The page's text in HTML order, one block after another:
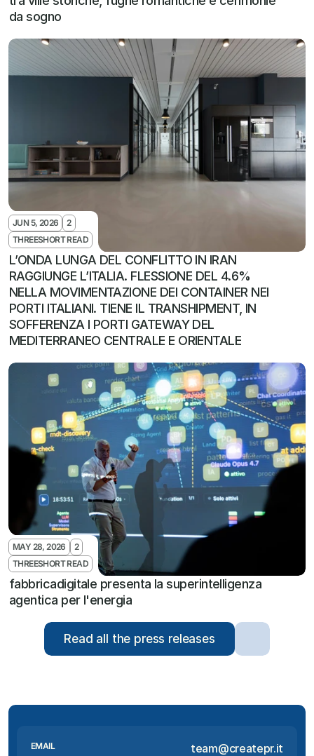
da sogno
JUN 5, 2026
2
THREESHORT READ
L’ONDA LUNGA DEL CONFLITTO IN IRAN
RAGGIUNGE L’ITALIA. FLESSIONE DEL 4.6%
NELLA MOVIMENTAZIONE DEI CONTAINER NEI
PORTI ITALIANI. TIENE IL TRANSHIPMENT, IN
SOFFERENZA I PORTI GATEWAY DEL
MEDITERRANEO CENTRALE E ORIENTALE
MAY 28, 2026
2
THREESHORT READ
fabbricadigitale presenta la superintelligenza
agentica per l'energia
Read all the press releases
EMAIL team@createpr.it